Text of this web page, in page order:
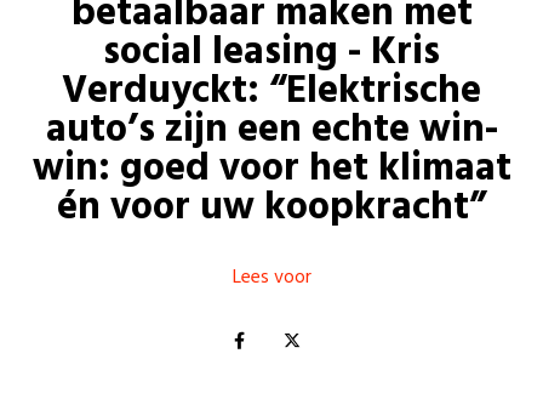
Welzijn
Consumentenbescherming
Pensioenen
Kinderen en jongeren
Vacatures
Word lid
Mis niets
Zoeken
Login
Login
Doe mee
betaalbaar maken met
social leasing - Kris
Verduyckt: “Elektrische
auto’s zijn een echte win-
win: goed voor het klimaat
én voor uw koopkracht”
Lees voor